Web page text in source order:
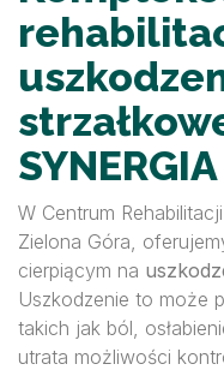
SYNERGIA
W Centrum
Zielona Góra,
cierpiącym na
Uszkodzenie to może
takich jak ból,
utrata możliwości